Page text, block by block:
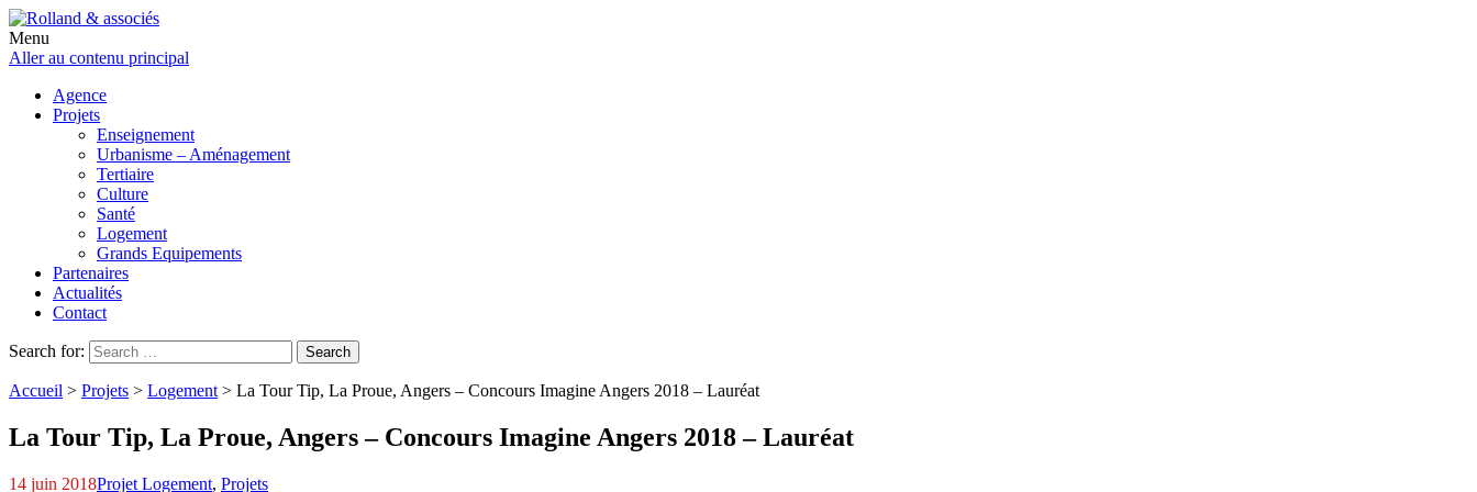
Menu
Aller au contenu principal
Agence
Projets
Enseignement
Urbanisme – Aménagement
Tertiaire
Culture
Santé
Logement
Grands Equipements
Partenaires
Actualités
Contact
Search for: Search
Accueil > Projets > Logement > La Tour Tip, La Proue, Angers – Concours Imagine Angers 2018 – Lauréat
La Tour Tip, La Proue, Angers – Concours Imagine Angers 2018 – Lauréat
14 juin 2018Projet Logement, Projets